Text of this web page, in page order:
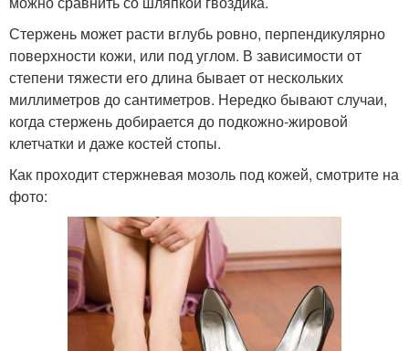
Стержень может расти вглубь ровно, перпендикулярно
поверхности кожи, или под углом. В зависимости от
степени тяжести его длина бывает от нескольких
миллиметров до сантиметров. Нередко бывают случаи,
когда стержень добирается до подкожно-жировой
клетчатки и даже костей стопы.
Как проходит стержневая мозоль под кожей, смотрите на
фото: